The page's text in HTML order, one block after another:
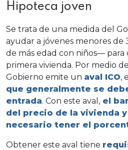
Hipoteca joven
Se trata de una medida del
ayudar a jóvenes menores de
de más edad con niños— para
primera vivienda. Por medio
Gobierno emite un aval ICO,
que generalmente se
entrada. Con este aval, el
del precio de la vivienda
necesario tener el
Obtener este aval tiene